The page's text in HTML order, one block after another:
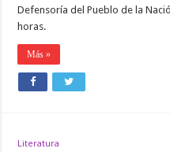
Defensoría del Pueblo de la
horas.
Más »
Literatura